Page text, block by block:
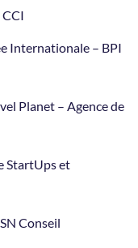
Internationale – BPI
Planet – Agence de
StartUps et
Conseil